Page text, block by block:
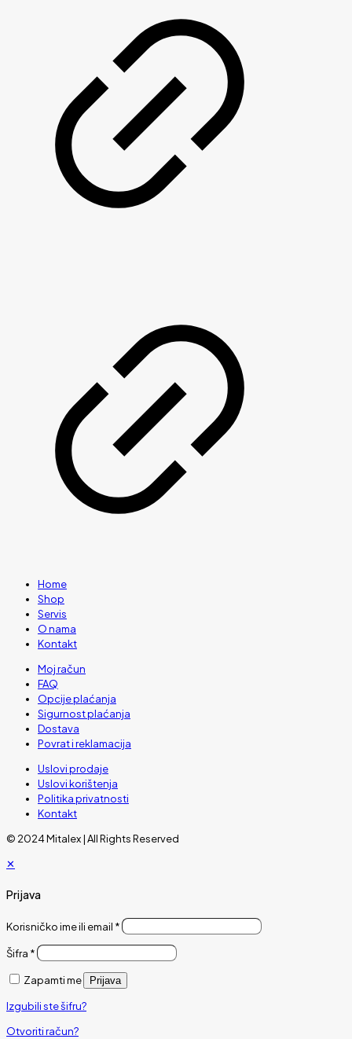
Home
Shop
Servis
O nama
Kontakt
Moj račun
FAQ
Opcije plaćanja
Sigurnost plaćanja
Dostava
Povrat i reklamacija
Uslovi prodaje
Uslovi korištenja
Politika privatnosti
Kontakt
© 2024 Mitalex | All Rights Reserved
✕
Prijava
Korisničko ime ili email *
Šifra *
Zapamti me Prijava
Izgubili ste šifru?
Otvoriti račun?